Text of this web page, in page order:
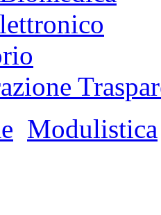
Modulistica